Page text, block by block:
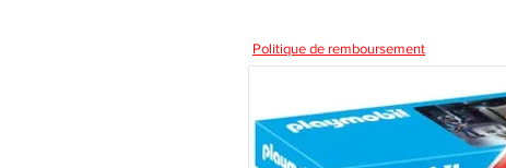
Politique de remboursement